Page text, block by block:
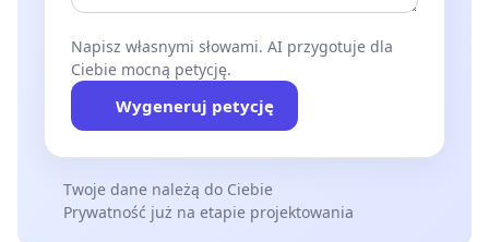
Napisz własnymi słowami. AI przygotuje dla
Ciebie mocną petycję.
Wygeneruj petycję
Twoje dane należą do Ciebie
Prywatność już na etapie projektowania